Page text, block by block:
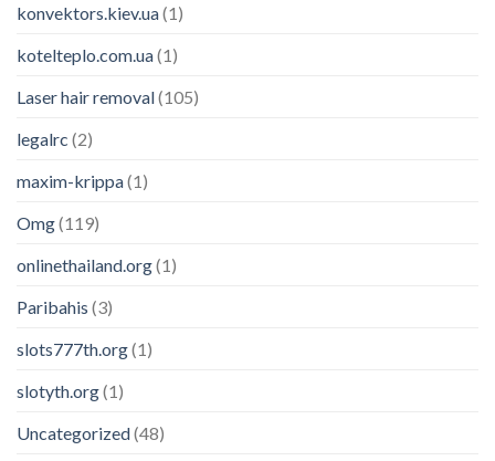
konvektors.kiev.ua(1)
kotelteplo.com.ua(1)
Laser hair removal(105)
legalrc (2)
maxim-krippa(1)
Omg(119)
onlinethailand.org(1)
Paribahis (3)
slots777th.org(1)
slotyth.org(1)
Uncategorized(48)